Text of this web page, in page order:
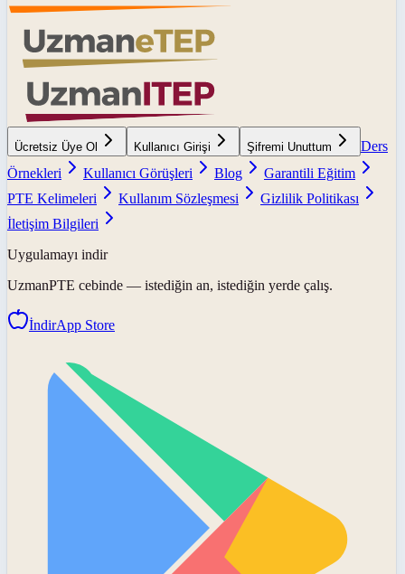
Ücretsiz Üye Ol Kullanıcı Girişi Şifremi Unuttum
Ders
Örnekleri
Kullanıcı Görüşleri Blog
Garantili Eğitim
PTE Kelimeleri
Kullanım Sözleşmesi
Gizlilik Politikası
İletişim Bilgileri
Uygulamayı indir
UzmanPTE cebinde — istediğin an, istediğin yerde çalış.
İndirApp Store